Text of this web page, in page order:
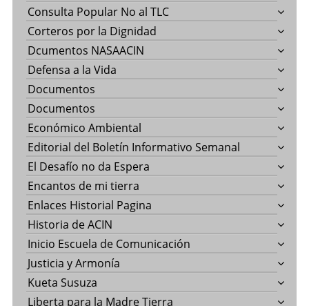
Consulta Popular No al TLC
Corteros por la Dignidad
Dcumentos NASAACIN
Defensa a la Vida
Documentos
Documentos
Económico Ambiental
Editorial del Boletín Informativo Semanal
El Desafío no da Espera
Encantos de mi tierra
Enlaces Historial Pagina
Historia de ACIN
Inicio Escuela de Comunicación
Justicia y Armonía
Kueta Susuza
Liberta para la Madre Tierra